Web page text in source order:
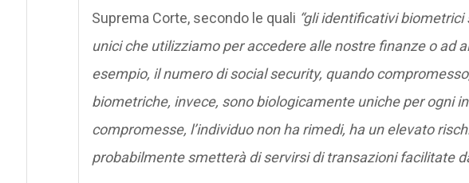
Suprema Corte, secondo le quali “gli identificativi
unici che utilizziamo per accedere alle nostre finanze o ad
esempio, il numero di social security, quando
biometriche, invece, sono biologicamente uniche per ogni
compromesse, l’individuo non ha rimedi, ha un elevato
probabilmente smetterà di servirsi di transazioni facilitate